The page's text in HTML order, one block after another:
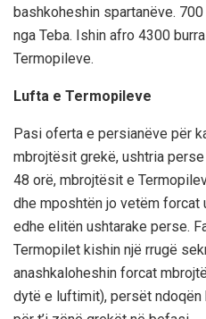
bashkoheshin spartanëve.
nga Teba. Ishin afro 4300
Termopileve.
Lufta e Termopileve
Pasi oferta e persianëve për
mbrojtësit grekë, ushtria
48 orë, mbrojtësit e
dhe mposhtën jo vetëm forcat
edhe elitën ushtarake perse.
Termopilet kishin një rrugë
anashkaloheshin forcat
dytë e luftimit), persët